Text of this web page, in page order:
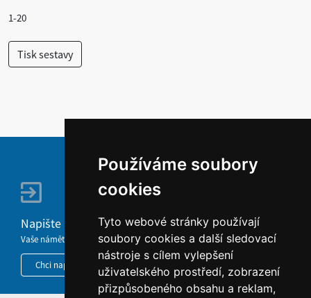
Používáme soubory
cookies
Tyto webové stránky používají
soubory cookies a další sledovací
nástroje s cílem vylepšení
uživatelského prostředí, zobrazení
přizpůsobeného obsahu a reklam,
1-20
Napište nám
Vaše náměty, komentáře, připomínky a dotazy nezůstanou bez odezvy.
Chci napsat MKČR